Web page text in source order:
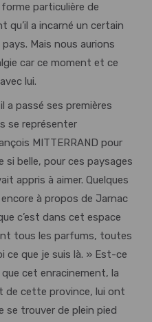
particulière de
qu’il a incarné un certain
Mais nous aurions
car ce moment et ce
lui.
a passé ses premières
se représenter
MITTERRAND pour
belle, pour ces paysages
appris à aimer. Quelques
à propos de Jarnac
c’est dans cet espace
tous les parfums, toutes
ce que je suis là. » Est-ce
cet enracinement, la
de cette province, lui ont
se trouver de plein pied